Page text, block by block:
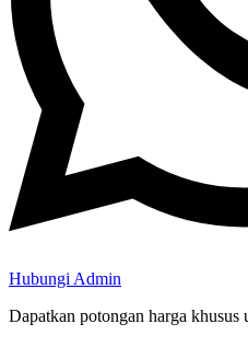
Hubungi Admin
Dapatkan potongan harga khusus